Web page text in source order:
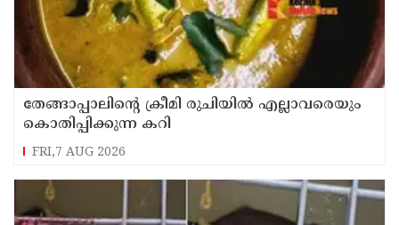
തേങ്ങാപ്പാലിന്റെ ക്രീമി രുചിയിൽ എല്ലാവരെയും
കൊതിപ്പിക്കുന്ന കറി
FRI,7 AUG 2026